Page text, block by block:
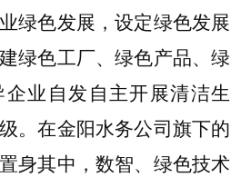
绿色发展，设定绿色发展
绿色工厂、绿色产品、绿
业自发自主开展清洁生
。在金阳水务公司旗下的
身其中，数智、绿色技术